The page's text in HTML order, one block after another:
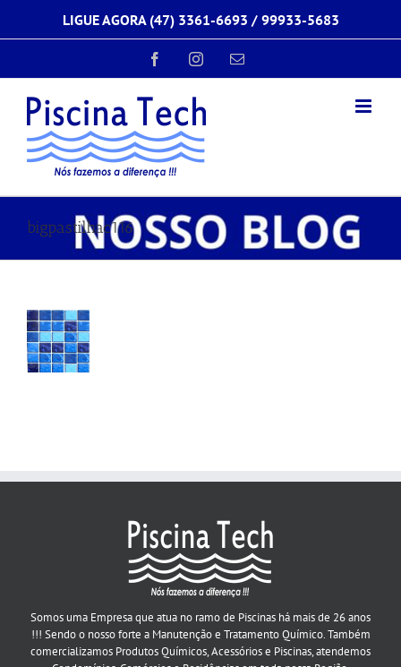
o
LIGUE AGORA (47) 3361-6693 / 99933-5683
FacebookInstagram
E-
bigpastilhac116
Somos uma Empresa que atua no ramo de Piscinas há mais de 26 anos
!!! Sendo o nosso forte a Manutenção e Tratamento Químico. Também
comercializamos Produtos Químicos, Acessórios e Piscinas, atendemos